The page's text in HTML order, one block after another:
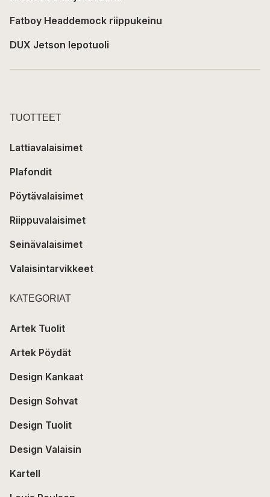
Fatboy Headdemock riippukeinu
DUX Jetson lepotuoli
TUOTTEET
Lattiavalaisimet
Plafondit
Pöytävalaisimet
Riippuvalaisimet
Seinävalaisimet
Valaisintarvikkeet
KATEGORIAT
Artek Tuolit
Artek Pöydät
Design Kankaat
Design Sohvat
Design Tuolit
Design Valaisin
Kartell